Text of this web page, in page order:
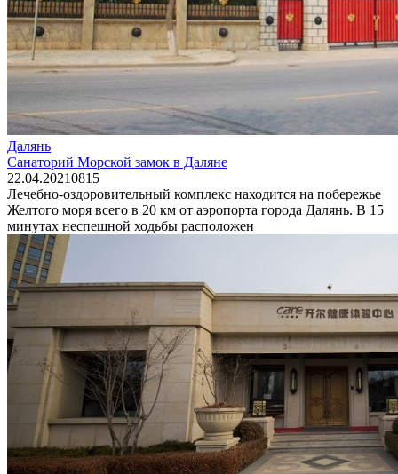
Далянь
Санаторий Морской замок в Даляне
22.04.20210815
Лечебно-оздоровительный комплекс находится на побережье
Желтого моря всего в 20 км от аэропорта города Далянь. В 15
минутах неспешной ходьбы расположен